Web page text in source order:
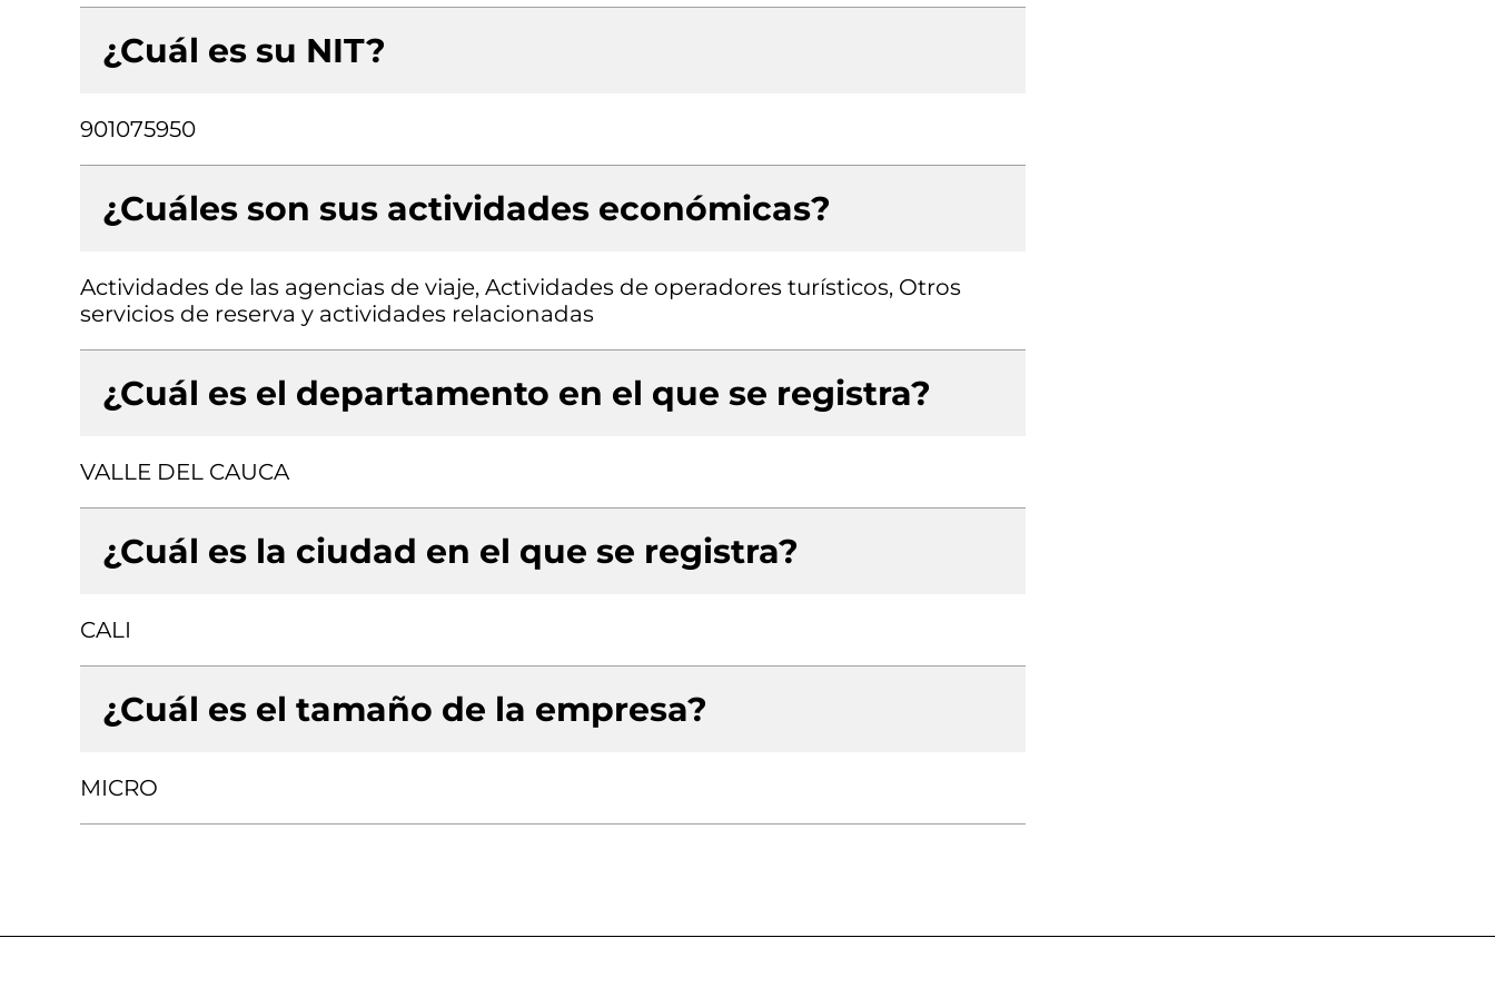
¿Cuál es su NIT?
901075950
¿Cuáles son sus actividades económicas?
Actividades de las agencias de viaje, Actividades de operadores turísticos, Otros
servicios de reserva y actividades relacionadas
¿Cuál es el departamento en el que se registra?
VALLE DEL CAUCA
¿Cuál es la ciudad en el que se registra?
CALI
¿Cuál es el tamaño de la empresa?
MICRO